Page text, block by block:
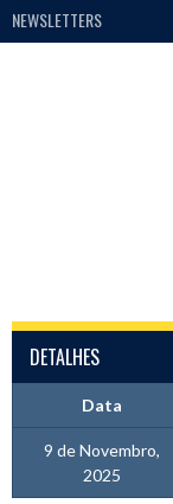
NEWSLETTERS
DETALHES
Data
9 de Novembro,
2025